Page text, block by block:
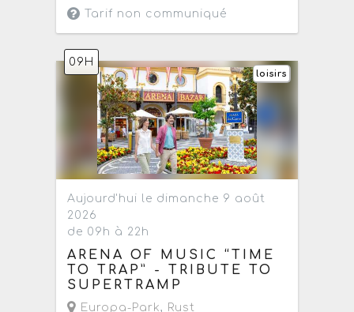
Tarif non communiqué
09H
loisirs
Aujourd'hui le dimanche 9 août
2026
de 09h à 22h
ARENA OF MUSIC “TIME
TO TRAP” - TRIBUTE TO
SUPERTRAMP
Europa-Park, Rust